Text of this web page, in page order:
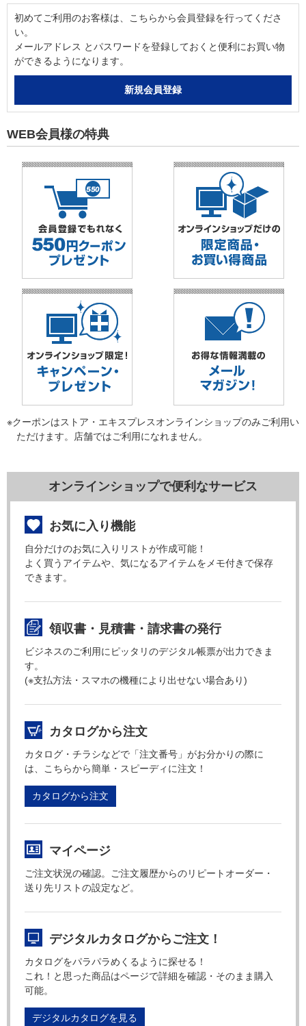
初めてご利用のお客様は、こちらから会員登録を行ってくださ
い。
メールアドレス とパスワードを登録しておくと便利にお買い物
ができるようになります。
WEB会員様の特典
※クーポンはストア・エキスプレスオンラインショップのみご利用い
ただけます。店舗ではご利用になれません。
オンラインショップで便利なサービス
お気に入り機能
自分だけのお気に入りリストが作成可能！
よく買うアイテムや、気になるアイテムをメモ付きで保存
できます。
領収書・見積書・請求書の発行
ビジネスのご利用にピッタリのデジタル帳票が出力できま
す。
(※支払方法・スマホの機種により出せない場合あり)
カタログから注文
カタログ・チラシなどで「注文番号」がお分かりの際に
は、こちらから簡単・スピーディに注文！
カタログから注文
マイページ
ご注文状況の確認。ご注文履歴からのリピートオーダー・
送り先リストの設定など。
デジタルカタログからご注文！
カタログをパラパラめくるように探せる！
これ！と思った商品はページで詳細を確認・そのまま購入
可能。
デジタルカタログを見る